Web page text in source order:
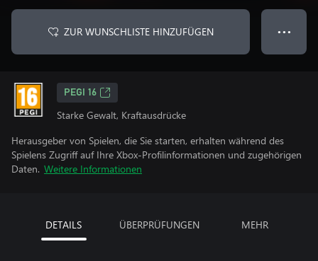
ZUR WUNSCHLISTE HINZUFÜGEN ● ● ●
PEGI 16
Starke Gewalt, Kraftausdrücke
Herausgeber von Spielen, die Sie starten, erhalten während des
Spielens Zugriff auf Ihre Xbox-Profilinformationen und zugehörigen
Daten. Weitere Informationen
DETAILS ÜBERPRÜFUNGEN MEHR